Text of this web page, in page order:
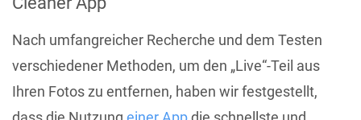
Nach umfangreicher Recherche und dem Testen
verschiedener Methoden, um den „Live“-Teil aus
Ihren Fotos zu entfernen, haben wir festgestellt,